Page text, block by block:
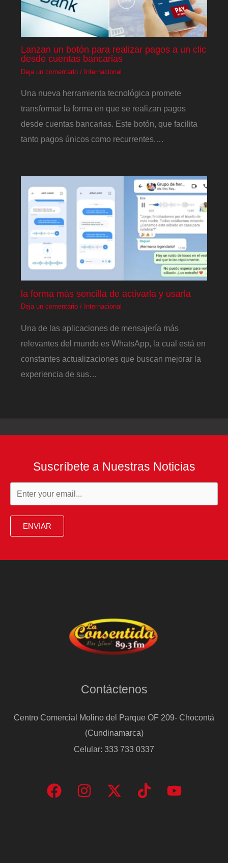
Lanzan un botón para realizar pagos a un clic
desde cuentas bancarias
Deja un comentario / Internacional
Una nueva herramienta tecnológica promete
transformar la forma en que se realizan pagos
desde cuentas bancarias. Este botón, que facilita
tanto pagos únicos como recurrentes,…
la forma más sencilla de activarla y usarla
Deja un comentario / Internacional
Una de las aplicaciones de mensajería más
relevantes del mundo es WhatsApp, la cual está en
constantes actualizaciones que buscan mejorar la
experiencia de sus…
Suscríbete a Nuestras Noticias
ENVIAR
Contáctenos
Centro Comercial Molino del Parque OF 209- Chocontá
(Cundinamarca)
Celular: 333 733 0337